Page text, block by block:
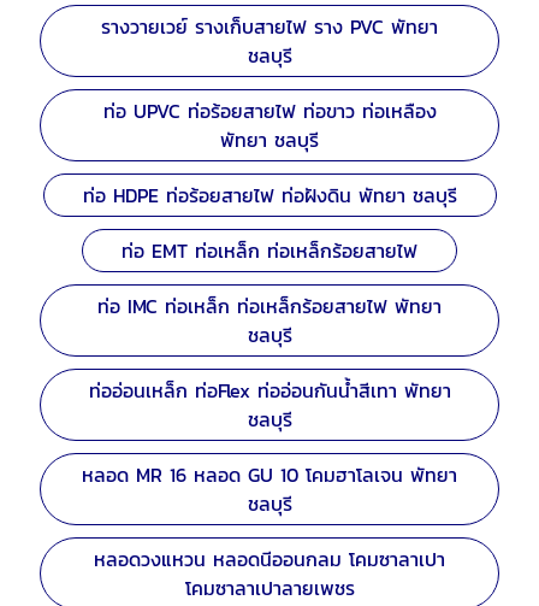
รางวายเวย์ รางเก็บสายไฟ ราง PVC พัทยา
ชลบุรี
ท่อ UPVC ท่อร้อยสายไฟ ท่อขาว ท่อเหลือง
พัทยา ชลบุรี
ท่อ HDPE ท่อร้อยสายไฟ ท่อฝังดิน พัทยา ชลบุรี
ท่อ EMT ท่อเหล็ก ท่อเหล็กร้อยสายไฟ
ท่อ IMC ท่อเหล็ก ท่อเหล็กร้อยสายไฟ พัทยา
ชลบุรี
ท่ออ่อนเหล็ก ท่อFlex ท่ออ่อนกันน้ำสีเทา พัทยา
ชลบุรี
หลอด MR 16 หลอด GU 10 โคมฮาโลเจน พัทยา
ชลบุรี
หลอดวงแหวน หลอดนีออนกลม โคมซาลาเปา
โคมซาลาเปาลายเพชร